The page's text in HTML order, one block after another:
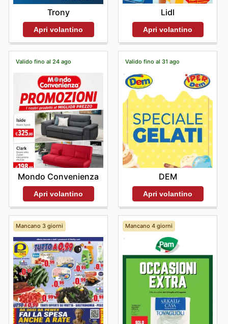
Trony
Apri volantino
Lidl
Apri volantino
Valido fino al 24 ago
Mondo Convenienza
Apri volantino
Valido fino al 31 ago
DEM
Apri volantino
Mancano 3 giorni Mancano 4 giorni